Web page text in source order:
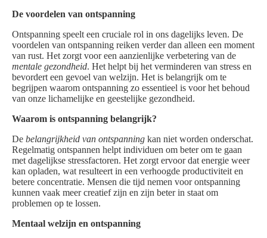
De voordelen van ontspanning
Ontspanning speelt een cruciale rol in ons dagelijks leven. De
voordelen van ontspanning reiken verder dan alleen een moment
van rust. Het zorgt voor een aanzienlijke verbetering van de
mentale gezondheid. Het helpt bij het verminderen van stress en
bevordert een gevoel van welzijn. Het is belangrijk om te
begrijpen waarom ontspanning zo essentieel is voor het behoud
van onze lichamelijke en geestelijke gezondheid.
Waarom is ontspanning belangrijk?
De belangrijkheid van ontspanning kan niet worden onderschat.
Regelmatig ontspannen helpt individuen om beter om te gaan
met dagelijkse stressfactoren. Het zorgt ervoor dat energie weer
kan opladen, wat resulteert in een verhoogde productiviteit en
betere concentratie. Mensen die tijd nemen voor ontspanning
kunnen vaak meer creatief zijn en zijn beter in staat om
problemen op te lossen.
Mentaal welzijn en ontspanning